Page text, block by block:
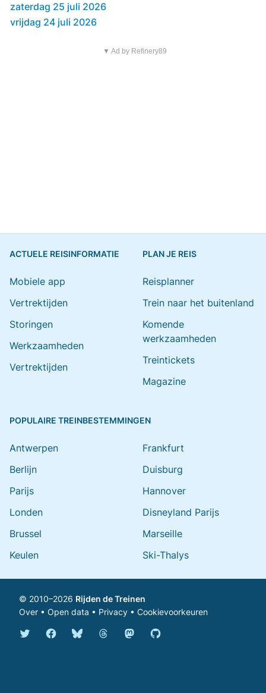
zaterdag 25 juli 2026
vrijdag 24 juli 2026
▼ Ad by Refinery89
ACTUELE REISINFORMATIE
Mobiele app
Vertrektijden
Storingen
Werkzaamheden
Vertrektijden
PLAN JE REIS
Reisplanner
Trein naar het buitenland
Komende
werkzaamheden
Treintickets
Magazine
POPULAIRE TREINBESTEMMINGEN
Antwerpen
Berlijn
Parijs
Londen
Brussel
Keulen
Frankfurt
Duisburg
Hannover
Disneyland Parijs
Marseille
Ski-Thalys
© 2010–2026 Rijden de Treinen
Over • Open data • Privacy • Cookievoorkeuren